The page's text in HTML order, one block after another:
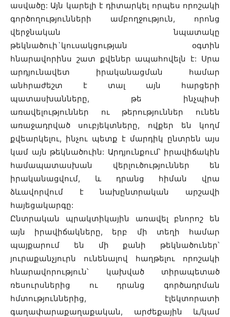
ասվածը: Այն կարելի է դիտարկել որպես որոշակի
գործողությունների ամբողջություն, որոնց
վերջնական նպատակը
թեկնածուի`կուսակցության օգտին
հնարավորինս շատ քվեներ ապահովելն է: Սրա
արդյունավետ իրականացման համար
անհրաժեշտ է տալ այն հարցերի
պատասխանները, թե ինչպիսի
առավելություններ ու թերություններ ունեն
առաջադրված սուբյեկտները, ովքեր են կողմ
քվեարկելու, ինչու պետք է մարդիկ ընտրեն այս
կամ այն թեկնածուին: Արդյունքում՝ իրավիճակին
համապատասխան վերլուծություններ են
իրականացվում, և դրանց հիման վրա
ձևավորվում է նախընտրական արշավի
հայեցակարգը:
Ընտրական պրակտիկային առավել բնորոշ են
այն իրավիճակները, երբ մի տեղի համար
պայքարում են մի քանի թեկնածուներ՝
յուրաքանչյուրն ունենալով հաղթելու որոշակի
հնարավորություն՝ կախված տիրապետած
ռեսուրսներից ու դրանց գործադրման
հմտություններից, էլեկտորատի
գաղափարաքաղաքական, արժեքային և/կամ